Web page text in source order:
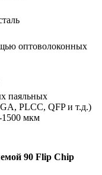
оптоволоконных
паяльных
PLCC, QFP и т.д.)
1500 мкм
90 Flip Chip